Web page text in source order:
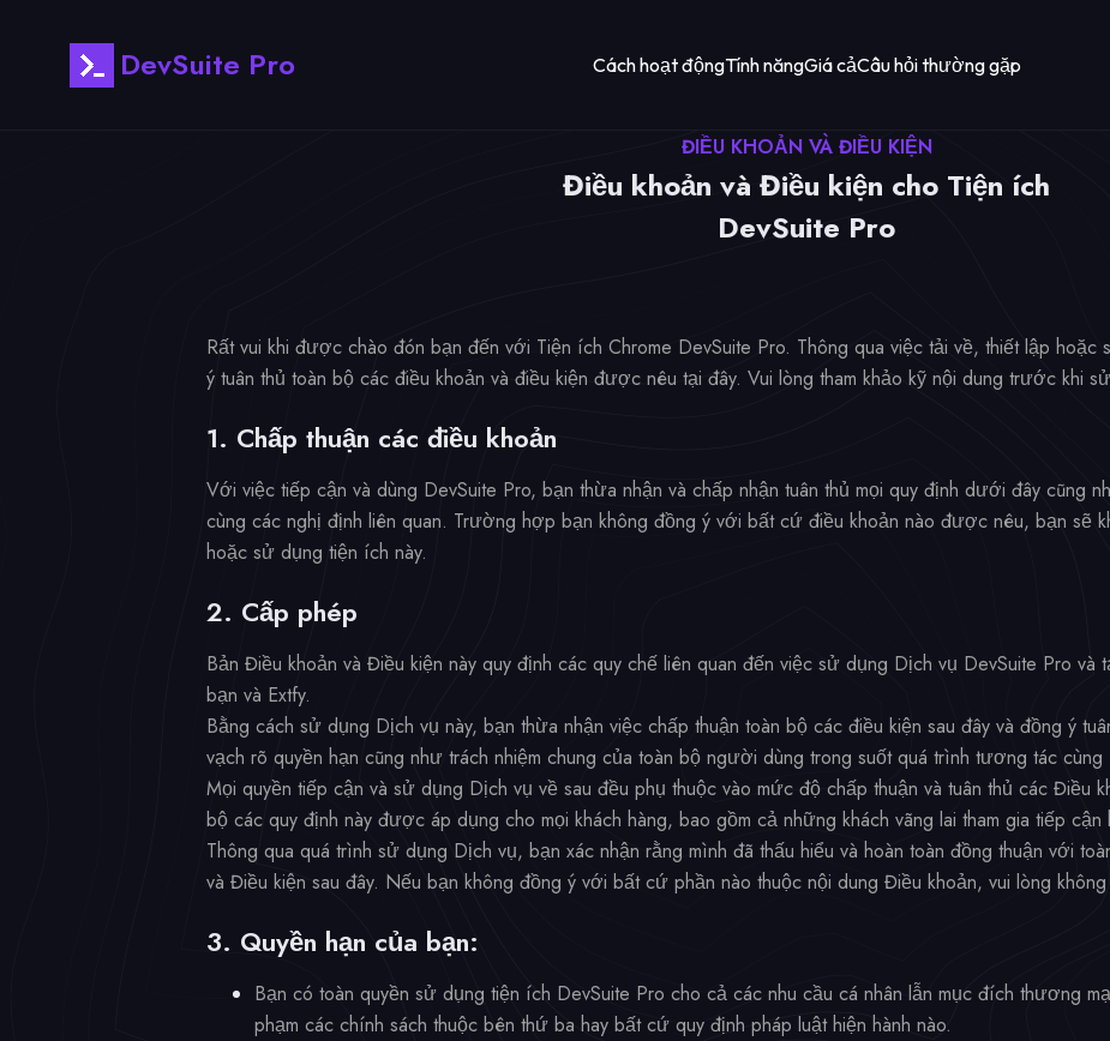
DevSuite Pro Cách hoạt độngTính năngGiá cảCâu hỏi thường gặp
ĐIỀU KHOẢN VÀ ĐIỀU KIỆN
Điều khoản và Điều kiện cho Tiện ích
DevSuite Pro
Rất vui khi được chào đón bạn đến với Tiện ích Chrome DevSuite Pro. Thông qua việc tải về, thiết lập
ý tuân thủ toàn bộ các điều khoản và điều kiện được nêu tại đây. Vui lòng tham khảo kỹ nội dung trước khi
1. Chấp thuận các điều khoản
Với việc tiếp cận và dùng DevSuite Pro, bạn thừa nhận và chấp nhận tuân thủ mọi quy định dưới đây cũng
cùng các nghị định liên quan. Trường hợp bạn không đồng ý với bất cứ điều khoản nào được nêu, bạn sẽ
hoặc sử dụng tiện ích này.
2. Cấp phép
Bản Điều khoản và Điều kiện này quy định các quy chế liên quan đến việc sử dụng Dịch vụ DevSuite Pro và
bạn và Extfy.
Bằng cách sử dụng Dịch vụ này, bạn thừa nhận việc chấp thuận toàn bộ các điều kiện sau đây và đồng ý
vạch rõ quyền hạn cũng như trách nhiệm chung của toàn bộ người dùng trong suốt quá trình tương tác cùng
Mọi quyền tiếp cận và sử dụng Dịch vụ về sau đều phụ thuộc vào mức độ chấp thuận và tuân thủ các Điều
bộ các quy định này được áp dụng cho mọi khách hàng, bao gồm cả những khách vãng lai tham gia tiếp cận
Thông qua quá trình sử dụng Dịch vụ, bạn xác nhận rằng mình đã thấu hiểu và hoàn toàn đồng thuận với
và Điều kiện sau đây. Nếu bạn không đồng ý với bất cứ phần nào thuộc nội dung Điều khoản, vui lòng
3. Quyền hạn của bạn:
Bạn có toàn quyền sử dụng tiện ích DevSuite Pro cho cả các nhu cầu cá nhân lẫn mục đích thương
phạm các chính sách thuộc bên thứ ba hay bất cứ quy định pháp luật hiện hành nào.